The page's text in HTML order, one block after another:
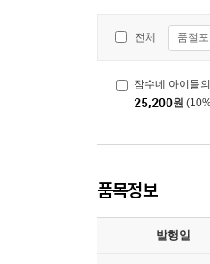
전체 품절
잠수네 아이들
25,200원
품목정보
발행일